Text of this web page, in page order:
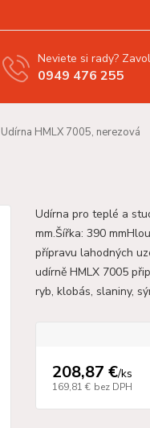
Neviete si rady?
0949 476 255
Udírna HMLX 7005, nerezová
Udírna pro teplé a
mm.Šířka: 390
přípravu lahodných
udírně HMLX 7005
ryb, klobás, slaniny,
208,87 €/ks
169,81 € bez DPH